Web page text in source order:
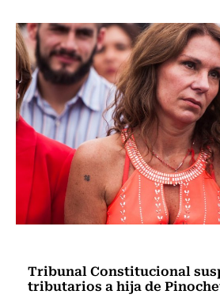
Tribunal Constitucional
tributarios a hija de